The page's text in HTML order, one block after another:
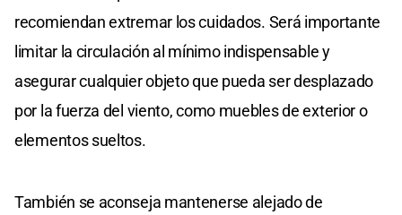
recomiendan extremar los cuidados. Será importante
limitar la circulación al mínimo indispensable y
asegurar cualquier objeto que pueda ser desplazado
por la fuerza del viento, como muebles de exterior o
elementos sueltos.
También se aconseja mantenerse alejado de